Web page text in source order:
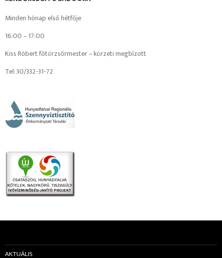
Minden hónap első hétfője
16:00 – 17:00
Kiss Róbert főtörzsőrmester – körzeti megbízott
Tel: 30/332-31-72
AKTUÁLIS